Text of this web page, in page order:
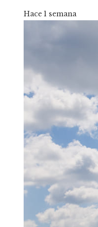
Hace 1 semana